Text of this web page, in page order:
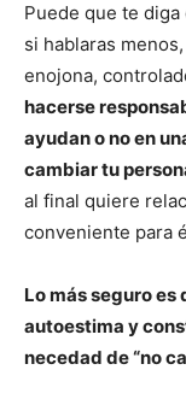
Puede que te
si hablaras
enojona,
hacerse
ayudan o no en
cambiar tu
al final quiere
conveniente para
Lo más seguro
autoestima y
necedad de “no